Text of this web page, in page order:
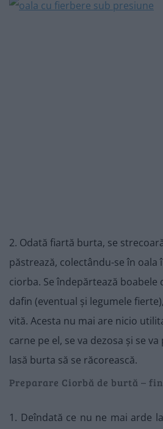
2. Odată fiartă burta, se
păstrează, colectându-se în oala
ciorba. Se îndepărtează boabele
dafin (eventual și legumele
vită. Acesta nu mai are nicio
carne pe el, se va dezosa și se
lasă burta să se răcorească.
Preparare Ciorbă de burtă –
1. Deîndată ce nu ne mai arde